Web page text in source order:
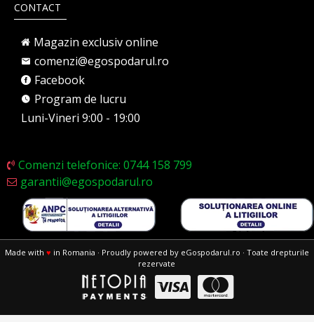
CONTACT
Magazin exclusiv online
comenzi@egospodarul.ro
Facebook
Program de lucru
Luni-Vineri 9:00 - 19:00
Comenzi telefonice: 0744 158 799
garantii@egospodarul.ro
Made with ♥ in Romania · Proudly powered by eGospodarul.ro · Toate drepturile
rezervate